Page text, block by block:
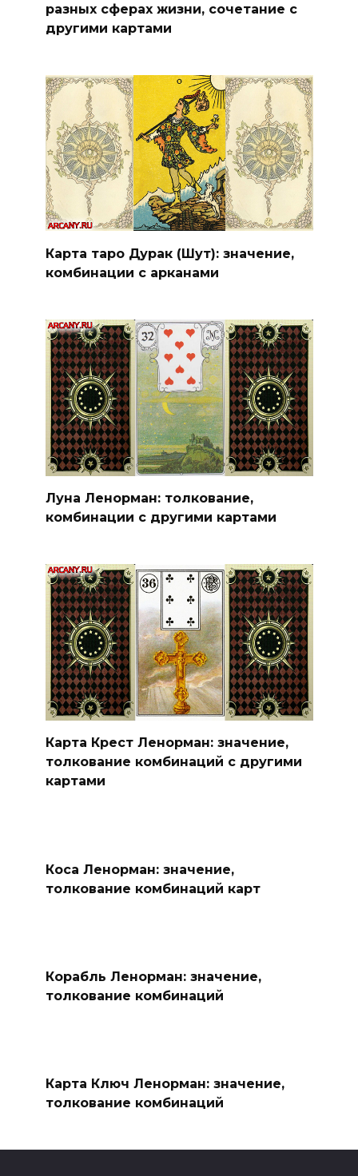
разных сферах жизни, сочетание с
другими картами
Карта таро Дурак (Шут): значение,
комбинации с арканами
Луна Ленорман: толкование,
комбинации с другими картами
Карта Крест Ленорман: значение,
толкование комбинаций с другими
картами
Коса Ленорман: значение,
толкование комбинаций карт
Корабль Ленорман: значение,
толкование комбинаций
Карта Ключ Ленорман: значение,
толкование комбинаций